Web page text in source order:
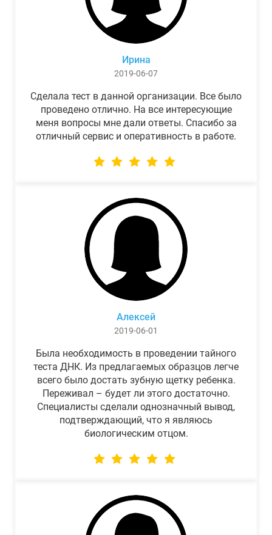
Ирина
2019-06-07
Сделала тест в данной организации. Все было
проведено отлично. На все интересующие
меня вопросы мне дали ответы. Спасибо за
отличный сервис и оперативность в работе.
Алексей
2019-06-01
Была необходимость в проведении тайного
теста ДНК. Из предлагаемых образцов легче
всего было достать зубную щетку ребенка.
Переживал – будет ли этого достаточно.
Специалисты сделали однозначный вывод,
подтверждающий, что я являюсь
биологическим отцом.